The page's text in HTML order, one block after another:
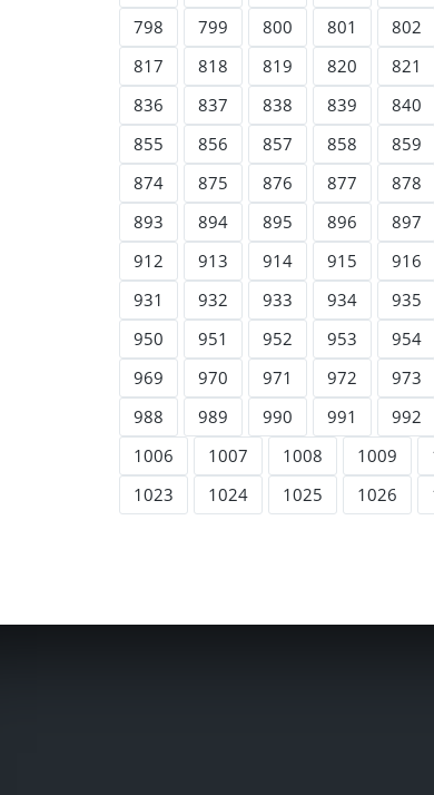
798
799 800 801 802
817
818 819 820 821
836
837 838 839 840
855
856 857 858 859
874
875 876 877 878
893
894 895 896 897
912
913 914 915 916
931
932 933 934 935
950
951 952 953 954
969
970 971 972 973
988
989 990 991 992
1006
1007 1008 1009
1023
1024 1025 1026